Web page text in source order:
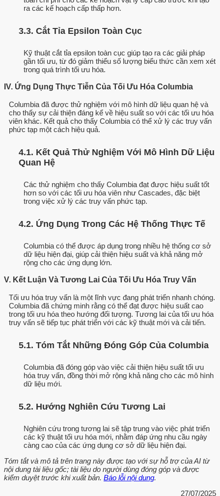
ra các kế hoạch cấp thấp hơn.
3.3. Cắt Tỉa Epsilon Toàn Cục
Kỹ thuật cắt tỉa epsilon toàn cục giúp tạo ra các giải pháp
gần tối ưu, từ đó giảm thiểu số lượng biểu thức cần xem xét
trong quá trình tối ưu hóa.
IV. Ứng Dụng Thực Tiễn Của Tối Ưu Hóa Columbia
Columbia đã được thử nghiệm với mô hình dữ liệu quan hệ và
cho thấy sự cải thiện đáng kể về hiệu suất so với các tối ưu hóa
viên khác. Kết quả cho thấy Columbia có thể xử lý các truy vấn
phức tạp một cách hiệu quả.
4.1. Kết Quả Thử Nghiệm Với Mô Hình Dữ Liệu
Quan Hệ
Các thử nghiệm cho thấy Columbia đạt được hiệu suất tốt
hơn so với các tối ưu hóa viên như Cascades, đặc biệt
trong việc xử lý các truy vấn phức tạp.
4.2. Ứng Dụng Trong Các Hệ Thống Thực Tế
Columbia có thể được áp dụng trong nhiều hệ thống cơ sở
dữ liệu hiện đại, giúp cải thiện hiệu suất và khả năng mở
rộng cho các ứng dụng lớn.
V. Kết Luận Và Tương Lai Của Tối Ưu Hóa Truy Vấn
Tối ưu hóa truy vấn là một lĩnh vực đang phát triển nhanh chóng.
Columbia đã chứng minh rằng có thể đạt được hiệu suất cao
trong tối ưu hóa theo hướng đối tượng. Tương lai của tối ưu hóa
truy vấn sẽ tiếp tục phát triển với các kỹ thuật mới và cải tiến.
5.1. Tóm Tắt Những Đóng Góp Của Columbia
Columbia đã đóng góp vào việc cải thiện hiệu suất tối ưu
hóa truy vấn, đồng thời mở rộng khả năng cho các mô hình
dữ liệu mới.
5.2. Hướng Nghiên Cứu Tương Lai
Nghiên cứu trong tương lai sẽ tập trung vào việc phát triển
các kỹ thuật tối ưu hóa mới, nhằm đáp ứng nhu cầu ngày
càng cao của các ứng dụng cơ sở dữ liệu hiện đại.
Tóm tắt và mô tả trên trang này được tạo với sự hỗ trợ của AI từ
nội dung tài liệu gốc; tài liệu do người dùng đóng góp và được
kiểm duyệt trước khi xuất bản. Báo lỗi nội dung.
27/07/2025